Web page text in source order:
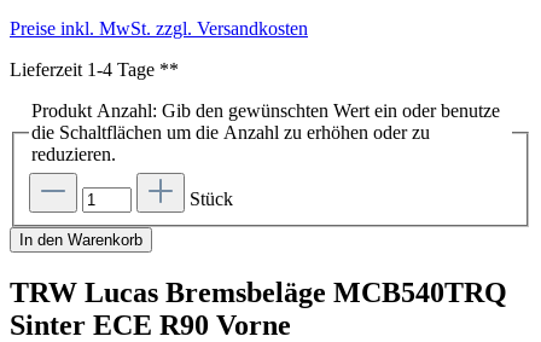
Preise inkl. MwSt. zzgl. Versandkosten
Lieferzeit 1-4 Tage **
Produkt Anzahl: Gib den gewünschten Wert ein oder benutze
die Schaltflächen um die Anzahl zu erhöhen oder zu
reduzieren.
Stück
In den Warenkorb
TRW Lucas Bremsbeläge MCB540TRQ
Sinter ECE R90 Vorne